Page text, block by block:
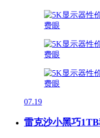
07.19
雷克沙小黑巧